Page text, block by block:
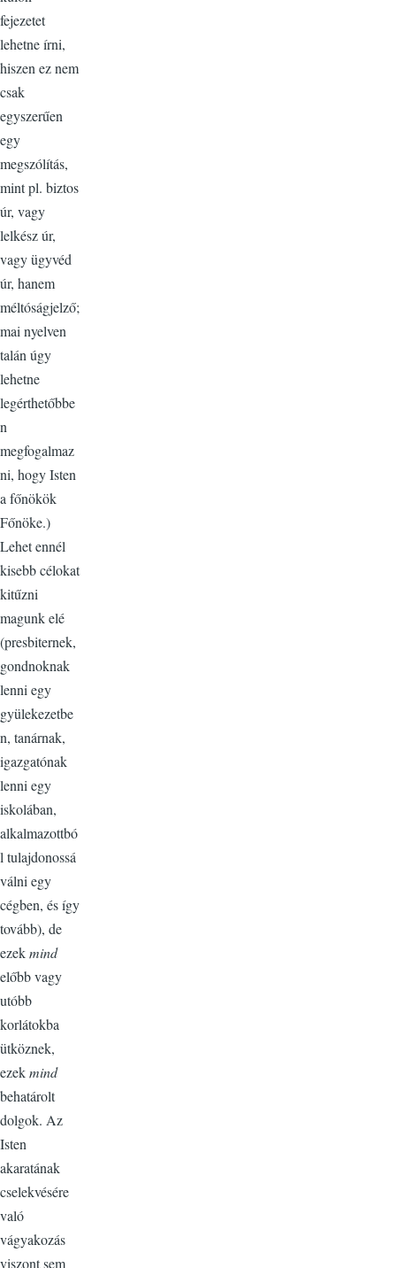
fejezetet
lehetne írni,
hiszen ez nem
csak
egyszerűen
egy
megszólítás,
mint pl. biztos
úr, vagy
lelkész úr,
vagy ügyvéd
úr, hanem
méltóságjelző;
mai nyelven
talán úgy
lehetne
legérthetőbbe
n
megfogalmaz
ni, hogy Isten
a főnökök
Főnöke.)
Lehet ennél
kisebb célokat
kitűzni
magunk elé
(presbiternek,
gondnoknak
lenni egy
gyülekezetbe
n, tanárnak,
igazgatónak
lenni egy
iskolában,
alkalmazottbó
l tulajdonossá
válni egy
cégben, és így
tovább), de
ezekmind
előbb vagy
utóbb
korlátokba
ütköznek,
ezekmind
behatárolt
dolgok. Az
Isten
akaratának
cselekvésére
való
vágyakozás
viszont sem